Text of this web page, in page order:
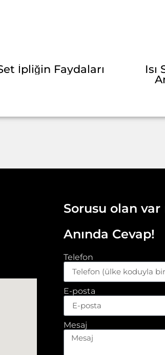
İpliğin Faydaları
Isı
Sorusu olan var
Anında Cevap!
Telefon
E-posta
Mesaj